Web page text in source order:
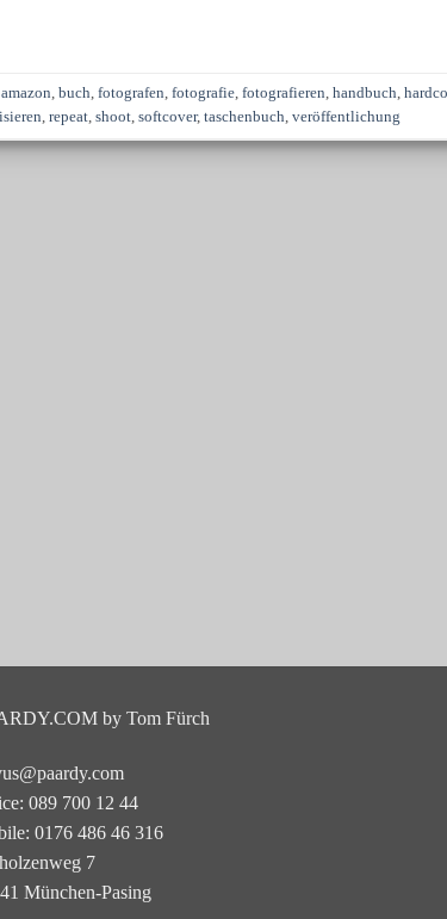
amazon,buch,fotografen,fotografie,fotografieren,handbuch,
,repeat,shoot,softcover,taschenbuch,veröffentlichung
by Tom Fürch
089 700 12 44
0176 486 46 316
7
München-Pasing